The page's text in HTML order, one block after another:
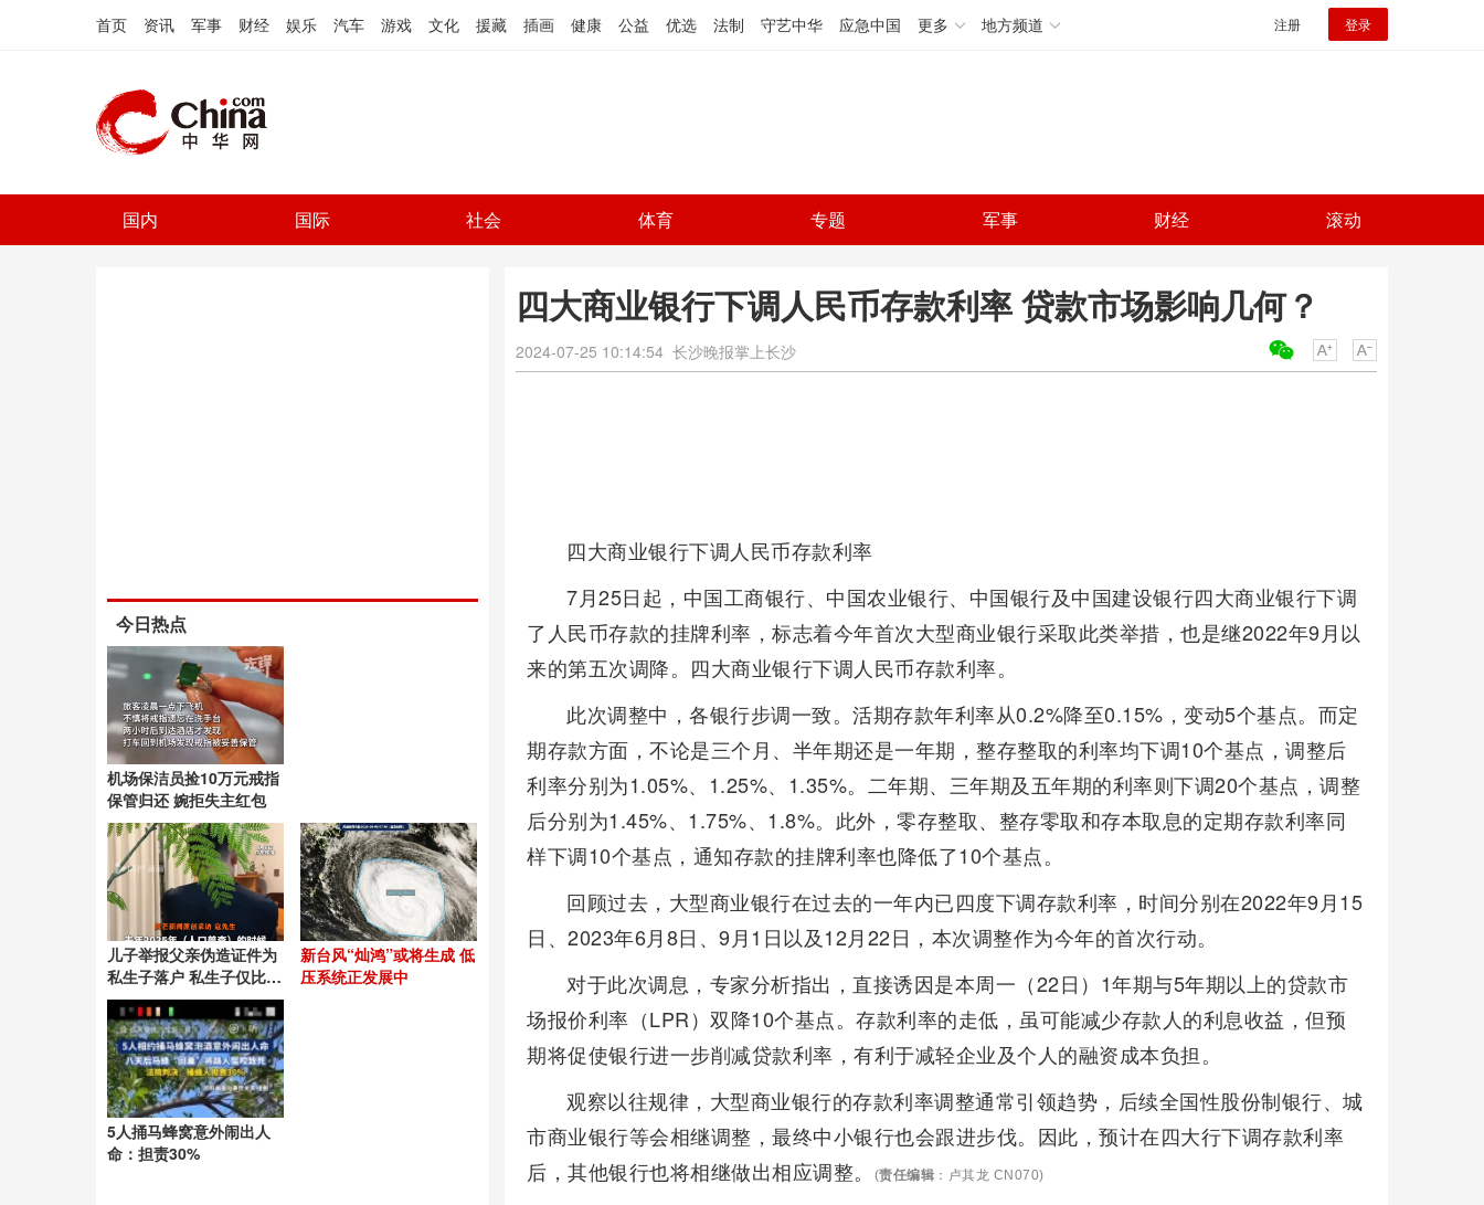
首页 资讯 军事 财经 娱乐 汽车 游戏 文化 援藏 插画 健康 公益 优选 法制 守艺中华 应急中国 更多 地方频道 注册 登录
国内 国际 社会 体育 专题 军事 财经 滚动
四大商业银行下调人民币存款利率 贷款市场影响几何？
2024-07-25 10:14:54 长沙晚报掌上长沙
四大商业银行下调人民币存款利率
7月25日起，中国工商银行、中国农业银行、中国银行及中国建设银行四大商业银行下调
了人民币存款的挂牌利率，标志着今年首次大型商业银行采取此类举措，也是继2022年9月以
来的第五次调降。四大商业银行下调人民币存款利率。
此次调整中，各银行步调一致。活期存款年利率从0.2%降至0.15%，变动5个基点。而定
期存款方面，不论是三个月、半年期还是一年期，整存整取的利率均下调10个基点，调整后
利率分别为1.05%、1.25%、1.35%。二年期、三年期及五年期的利率则下调20个基点，调整
后分别为1.45%、1.75%、1.8%。此外，零存整取、整存零取和存本取息的定期存款利率同
样下调10个基点，通知存款的挂牌利率也降低了10个基点。
回顾过去，大型商业银行在过去的一年内已四度下调存款利率，时间分别在2022年9月15
日、2023年6月8日、9月1日以及12月22日，本次调整作为今年的首次行动。
对于此次调息，专家分析指出，直接诱因是本周一（22日）1年期与5年期以上的贷款市
场报价利率（LPR）双降10个基点。存款利率的走低，虽可能减少存款人的利息收益，但预
期将促使银行进一步削减贷款利率，有利于减轻企业及个人的融资成本负担。
观察以往规律，大型商业银行的存款利率调整通常引领趋势，后续全国性股份制银行、城
市商业银行等会相继调整，最终中小银行也会跟进步伐。因此，预计在四大行下调存款利率
后，其他银行也将相继做出相应调整。
(责任编辑 ：卢其龙 CN070)
今日热点
机场保洁员捡10万元戒指
保管归还 婉拒失主红包
儿子举报父亲伪造证件为
私生子落户 私生子仅比亲
孙女早出生两月
新台风“灿鸿”或将生成 低
压系统正发展中
5人捅马蜂窝意外闹出人
命：担责30%